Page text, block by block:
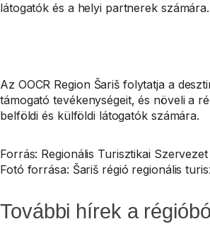
látogatók és a helyi partnerek számára.
Az OOCR Region Šariš folytatja a
támogató tevékenységeit, és növeli a
belföldi és külföldi látogatók számára.
Forrás: Regionális Turisztikai
Fotó forrása: Šariš régió regionális
További hírek a